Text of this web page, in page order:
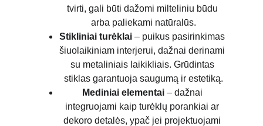
tvirti, gali būti dažomi milteliniu būdu
arba paliekami natūralūs.
Stikliniai turėklai – puikus pasirinkimas
šiuolaikiniam interjerui, dažnai derinami
su metaliniais laikikliais. Grūdintas
stiklas garantuoja saugumą ir estetiką.
Mediniai elementai – dažnai
integruojami kaip turėklų porankiai ar
dekoro detalės, ypač jei projektuojami